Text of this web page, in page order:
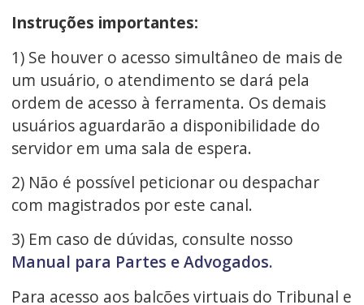
Instruções importantes:
1) Se houver o acesso simultâneo de mais de
um usuário, o atendimento se dará pela
ordem de acesso à ferramenta. Os demais
usuários aguardarão a disponibilidade do
servidor em uma sala de espera.
2) Não é possível peticionar ou despachar
com magistrados por este canal.
3) Em caso de dúvidas, consulte nosso
Manual para Partes e Advogados.
Para acesso aos balcões virtuais do Tribunal e